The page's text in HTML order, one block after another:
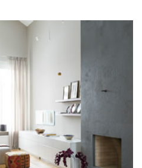
na kredit - Stvarni i